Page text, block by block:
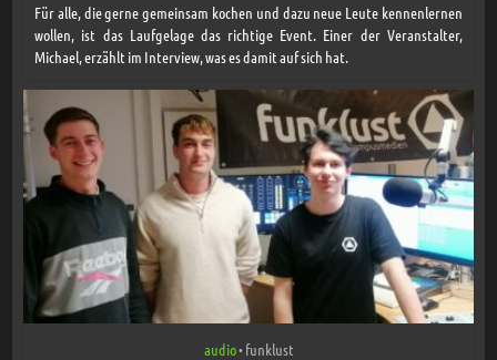
Für alle, die gerne gemeinsam kochen und dazu neue Leute kennenlernen
wollen, ist das Laufgelage das richtige Event. Einer der Veranstalter,
Michael, erzählt im Interview, was es damit auf sich hat.
audio• funklust